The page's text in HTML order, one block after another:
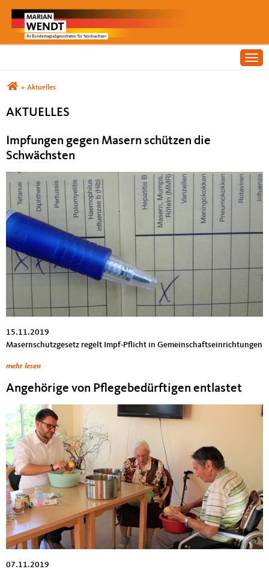
Sie sind hier
» Aktuelles
AKTUELLES
Impfungen gegen Masern schützen die
Schwächsten
15.11.2019
Masernschutzgesetz regelt Impf-Pflicht in Gemeinschaftseinrichtungen
mehr lesen
Angehörige von Pflegebedürftigen entlastet
07.11.2019